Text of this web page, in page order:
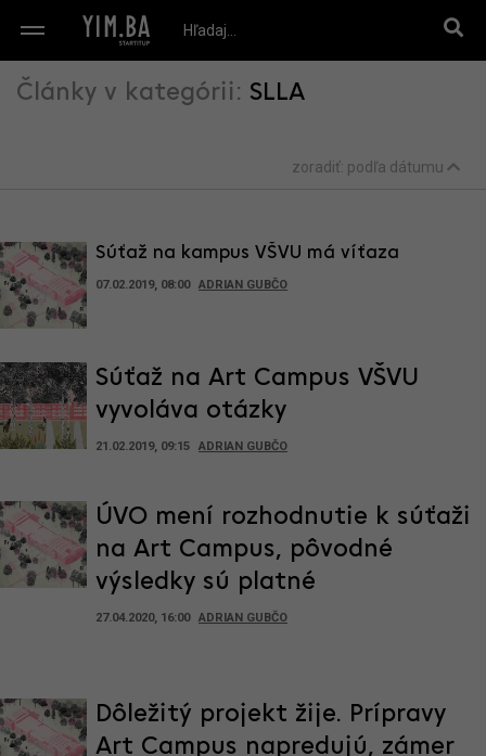
Články v kategórii: SLLA
zoradiť: podľa dátumu
Súťaž na kampus VŠVU má víťaza
07.02.2019, 08:00 ADRIAN GUBČO
Súťaž na Art Campus VŠVU
vyvoláva otázky
21.02.2019, 09:15 ADRIAN GUBČO
ÚVO mení rozhodnutie k súťaži
na Art Campus, pôvodné
výsledky sú platné
27.04.2020, 16:00 ADRIAN GUBČO
Dôležitý projekt žije. Prípravy
Art Campus napredujú, zámer